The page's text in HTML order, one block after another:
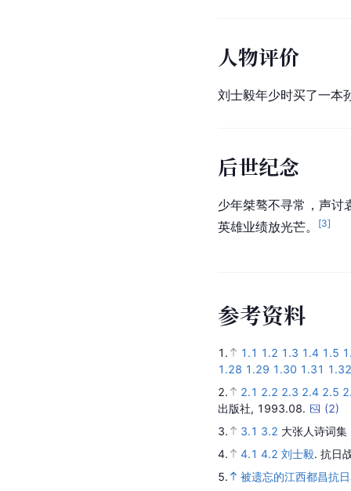
人物评价
刘士毅年少时买了一本
后世纪念
少年桀骜不寻常，声讨
英雄业绩放光芒。
[3]
参考资料
1. 1.1 1.2 1.3 1.4 1.5
1.28 1.29 1.30 1.31 1.32
2.
2.1 2.2 2.3 2.4 2.5
出版社, 1993.08. (2)
3.
3.1 3.2 大张人诗词
4.
4.1 4.2 刘士毅. 抗日
5.
被遗忘的江西都昌抗